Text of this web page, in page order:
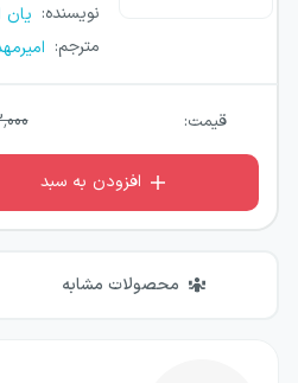
نویسنده: یان
مترجم:
قیمت:
افزودن به سبد
محصولات مشابه